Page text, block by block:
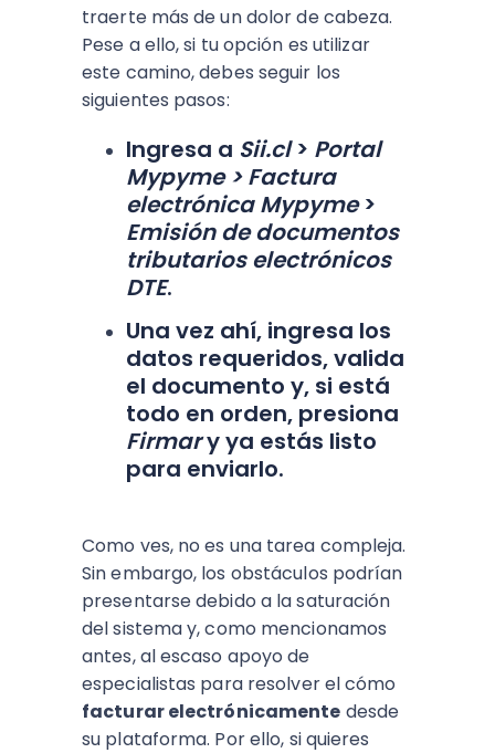
traerte más de un dolor de cabeza.
Pese a ello, si tu opción es utilizar
este camino, debes seguir los
siguientes pasos:
Ingresa a Sii.cl> Portal
Mypyme >Factura
electrónica Mypyme>
Emisión de documentos
tributarios electrónicos
DTE.
Una vez ahí, ingresa los
datos requeridos, valida
el documento y, si está
todo en orden, presiona
Firmary ya estás listo
para enviarlo.
Como ves, no es una tarea compleja.
Sin embargo, los obstáculos podrían
presentarse debido a la saturación
del sistema y, como mencionamos
antes, al escaso apoyo de
especialistas para resolver el cómo
facturar electrónicamente desde
su plataforma. Por ello, si quieres